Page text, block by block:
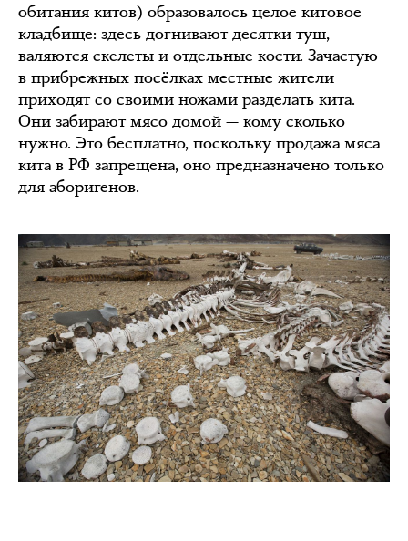
обитания китов) образовалось целое китовое
кладбище: здесь догнивают десятки туш,
валяются скелеты и отдельные кости. Зачастую
в прибрежных посёлках местные жители
приходят со своими ножами разделать кита.
Они забирают мясо домой — кому сколько
нужно. Это бесплатно, поскольку продажа мяса
кита в РФ запрещена, оно предназначено только
для аборигенов.